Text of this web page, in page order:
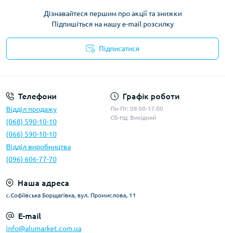
Дізнавайтеся першим про акції та знижки
Підпишіться на нашу e-mail розсилку
Підписатися
Телефони
Відділ продажу
(068) 590-10-10
(066) 590-10-10
Відділ виробництва
(096) 606-77-70
Графік роботи
Пн-Пт: 09.00-17.00
Сб-Нд: Вихідний
Наша адреса
с.Софіївська Борщагівка, вул. Промислова, 11
E-mail
info@alumarket.com.ua